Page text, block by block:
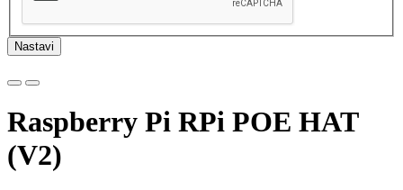
Nastavi
Raspberry Pi RPi POE HAT
(V2)